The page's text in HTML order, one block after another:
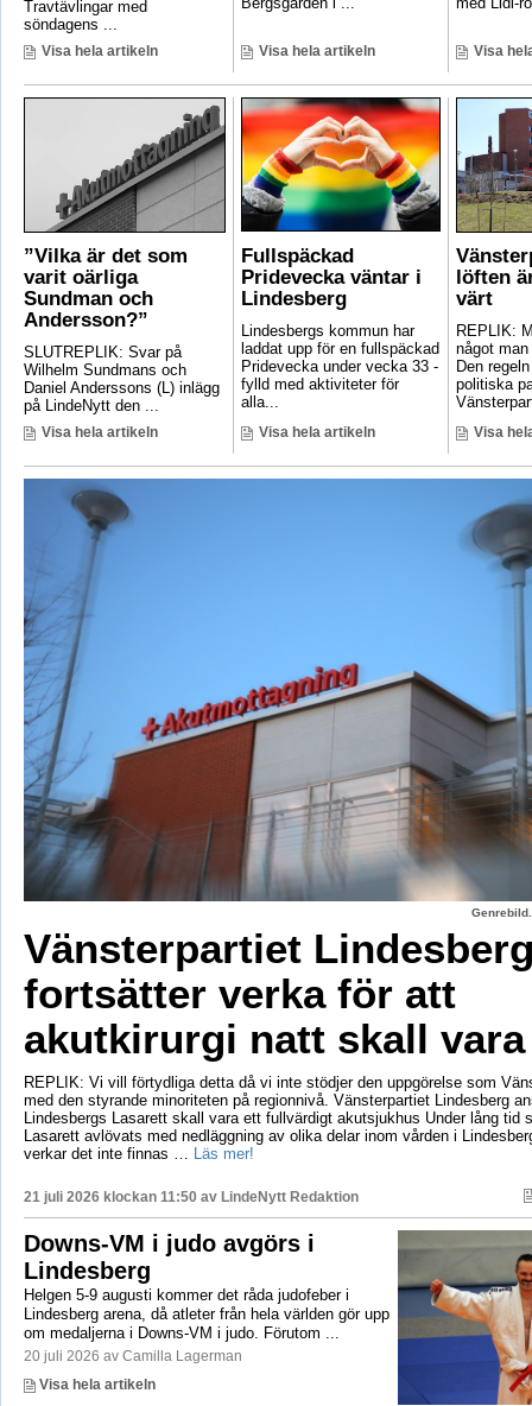
Travtävlingar med
söndagens ...
Visa hela artikeln Visa hela artikeln Visa
”Vilka är det som
varit oärliga
Sundman och
Andersson?”
SLUTREPLIK: Svar på
Wilhelm Sundmans och
Daniel Anderssons (L) inlägg
på LindeNytt den ...
Visa hela artikeln
Fullspäckad
Pridevecka väntar i
Lindesberg
Lindesbergs kommun har
laddat upp för en fullspäckad
Pridevecka under vecka 33 -
fylld med aktiviteter för
alla...
Visa hela artikeln
löften
värt
REPLIK:
något
Den
politiska
Visa
Vänsterpartiet
fortsätter verka för att
akutkirurgi natt skall
REPLIK: Vi vill förtydliga detta då vi inte stödjer den uppgörelse som
med den styrande minoriteten på regionnivå. Vänsterpartiet Lindesberg
Lindesbergs Lasarett skall vara ett fullvärdigt akutsjukhus Under lång tid
Lasarett avlövats med nedläggning av olika delar inom vården i
verkar det inte finnas … Läs mer!
21 juli 2026 klockan 11:50 av LindeNytt Redaktion
Downs-VM i judo avgörs i
Lindesberg
Helgen 5-9 augusti kommer det råda judofeber i
Lindesberg arena, då atleter från hela världen gör upp
om medaljerna i Downs-VM i judo. Förutom ...
20 juli 2026 av Camilla Lagerman
Visa hela artikeln